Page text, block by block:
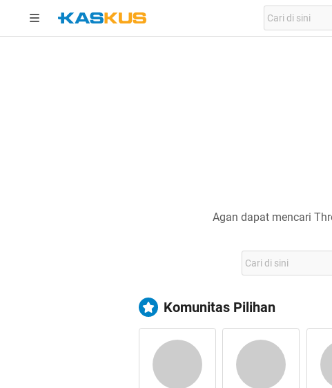
Agan dapat mencari
Komunitas Pilihan